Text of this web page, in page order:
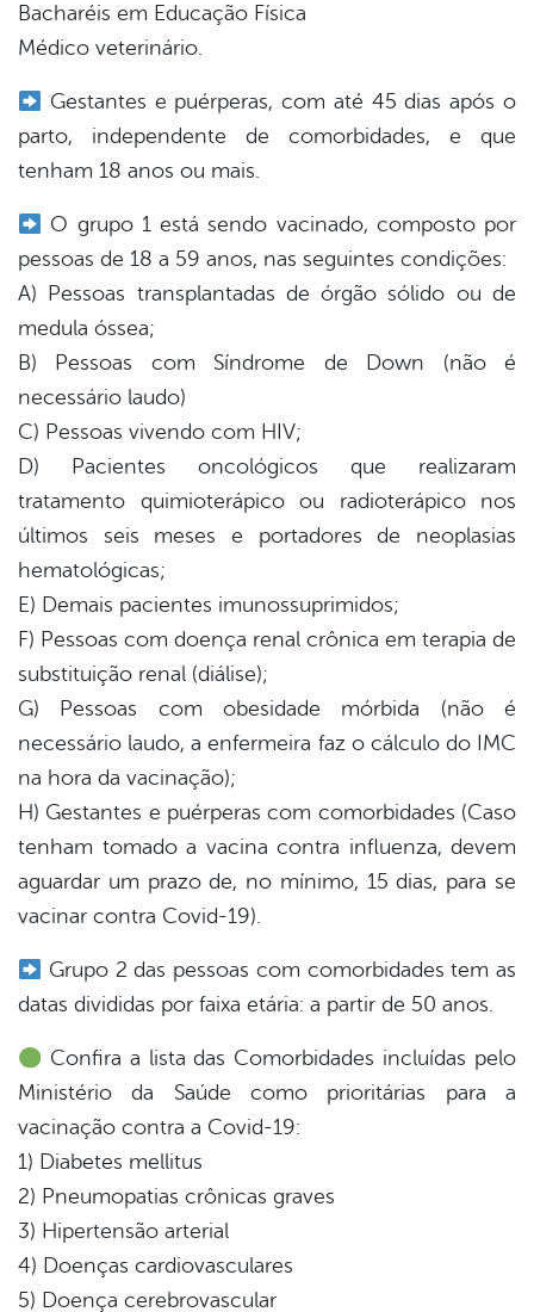
Bacharéis em Educação Física
Médico veterinário.
Gestantes e puérperas, com até 45 dias após o
parto, independente de comorbidades, e que
tenham 18 anos ou mais.
O grupo 1 está sendo vacinado, composto por
pessoas de 18 a 59 anos, nas seguintes condições:
A) Pessoas transplantadas de órgão sólido ou de
medula óssea;
B) Pessoas com Síndrome de Down (não é
necessário laudo)
C) Pessoas vivendo com HIV;
D) Pacientes oncológicos que realizaram
tratamento quimioterápico ou radioterápico nos
últimos seis meses e portadores de neoplasias
hematológicas;
E) Demais pacientes imunossuprimidos;
F) Pessoas com doença renal crônica em terapia de
substituição renal (diálise);
G) Pessoas com obesidade mórbida (não é
necessário laudo, a enfermeira faz o cálculo do IMC
na hora da vacinação);
H) Gestantes e puérperas com comorbidades (Caso
tenham tomado a vacina contra influenza, devem
aguardar um prazo de, no mínimo, 15 dias, para se
vacinar contra Covid-19).
Grupo 2 das pessoas com comorbidades tem as
datas divididas por faixa etária: a partir de 50 anos.
Confira a lista das Comorbidades incluídas pelo
Ministério da Saúde como prioritárias para a
vacinação contra a Covid-19:
1) Diabetes mellitus
2) Pneumopatias crônicas graves
3) Hipertensão arterial
4) Doenças cardiovasculares
5) Doença cerebrovascular